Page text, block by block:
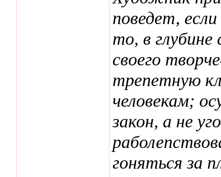
поведет,
то, в глубине
своего
трепетную
человекам;
закон, а не
гоняться за